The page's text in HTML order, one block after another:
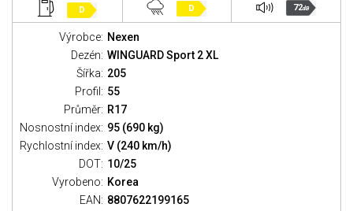
D D 72dB
Výrobce: Nexen
Dezén: WINGUARD Sport 2 XL
Šířka: 205
Profil: 55
Průměr: R17
Nosnostní index: 95 (690 kg)
Rychlostní index: V (240 km/h)
DOT: 10/25
Vyrobeno: Korea
EAN: 8807622199165